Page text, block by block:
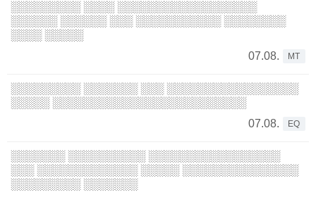
░░░░░░░░░ ░░░░ ░░░░░░░░░░░░░░░░░░
░░░░░░ ░░░░░░ ░░░ ░░░░░░░░░░░ ░░░░░░░░
░░░░ ░░░░░
07.08.
MT
░░░░░░░░░ ░░░░░░░ ░░░ ░░░░░░░░░░░░░░░░░
░░░░░ ░░░░░░░░░░░░░░░░░░░░░░░░░
07.08.
EQ
░░░░░░░ ░░░░░░░░░░ ░░░░░░░░░░░░░░░░░
░░░ ░░░░░░░░░░░░░ ░░░░░ ░░░░░░░░░░░░░░░
░░░░░░░░░ ░░░░░░░